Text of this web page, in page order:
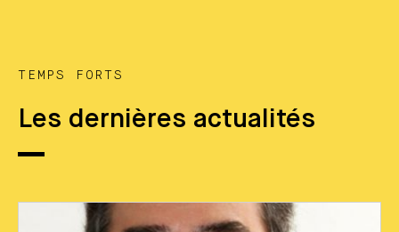
TEMPS FORTS
Les dernières actualités